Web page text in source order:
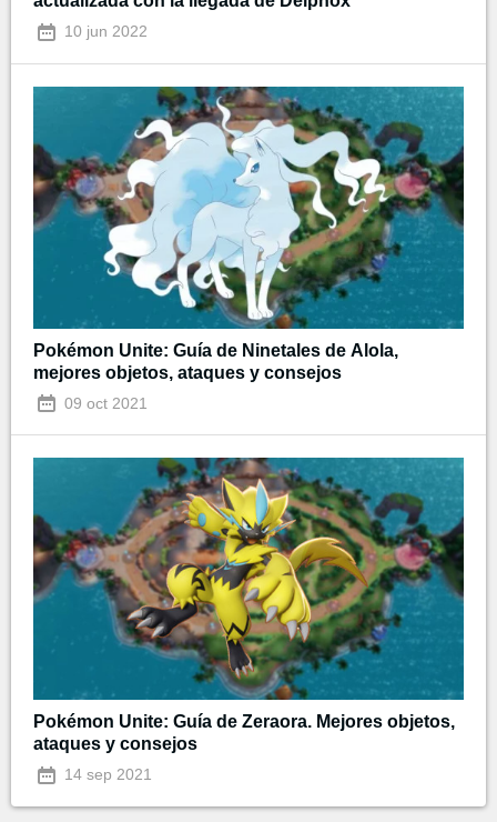
10 jun 2022
Pokémon Unite: Guía de Ninetales de Alola,
mejores objetos, ataques y consejos
09 oct 2021
Pokémon Unite: Guía de Zeraora. Mejores objetos,
ataques y consejos
14 sep 2021